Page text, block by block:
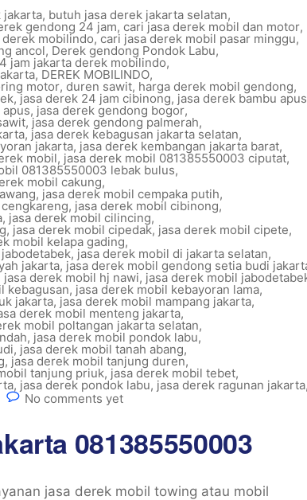
jakarta, butuh jasa derek jakarta selatan,
gendong 24 jam, cari jasa derek mobil dan motor,
mobilindo,cari jasa derek mobil pasar minggu,
ancol, Derek gendong Pondok Labu,
jam jakarta derek mobilindo,
, DEREK MOBILINDO,
motor, duren sawit, harga derek mobil gendong,
,jasa derek 24 jam cibinong, jasa derek bambu apus
, jasa derek gendong bogor,
,jasa derek gendong palmerah,
, jasa derek kebagusan jakarta selatan,
jakarta, jasa derek kembangan jakarta barat,
mobil, jasa derek mobil 081385550003 ciputat,
081385550003 lebak bulus,
mobil cakung,
, jasa derek mobil cempaka putih,
, jasa derek mobil cibinong,
, jasa derek mobil cilincing,
, jasa derek mobil cipedak, jasa derek mobil cipete,
mobil kelapa gading,
, jasa derek mobil di jakarta selatan,
jakarta, jasa derek mobil gendong setia budi
jasa derek mobil hj nawi, jasa derek mobil
kebagusan, jasa derek mobil kebayoran lama,
jakarta, jasa derek mobil mampang jakarta,
derek mobil menteng jakarta,
mobil poltangan jakarta selatan,
, jasa derek mobil pondok labu,
, jasa derek mobil tanah abang,
, jasa derek mobil tanjung duren,
tanjung priuk, jasa derek mobil tebet,
, jasa derek pondok labu, jasa derek ragunan jakarta,
No comments yet
081385550003
jasa derek mobil towing atau mobil